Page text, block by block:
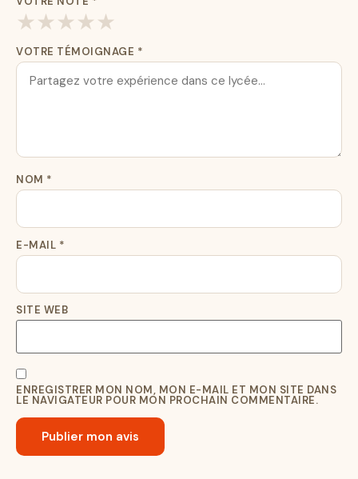
★★★★★
VOTRE TÉMOIGNAGE *
NOM *
E-MAIL *
SITE WEB
ENREGISTRER MON NOM, MON E-MAIL ET MON SITE DANS
LE NAVIGATEUR POUR MON PROCHAIN COMMENTAIRE.